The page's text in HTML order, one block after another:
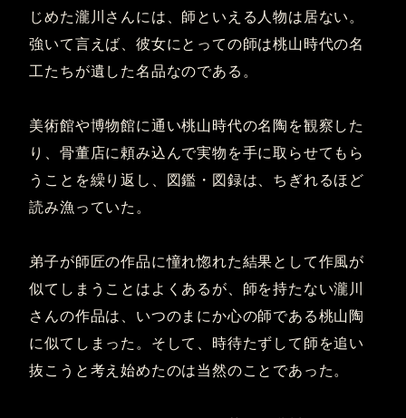
じめた瀧川さんには、師といえる人物は居ない。
強いて言えば、彼女にとっての師は桃山時代の名
工たちが遺した名品なのである。
美術館や博物館に通い桃山時代の名陶を観察した
り、骨董店に頼み込んで実物を手に取らせてもら
うことを繰り返し、図鑑・図録は、ちぎれるほど
読み漁っていた。
弟子が師匠の作品に憧れ惚れた結果として作風が
似てしまうことはよくあるが、師を持たない瀧川
さんの作品は、いつのまにか心の師である桃山陶
に似てしまった。そして、時待たずして師を追い
抜こうと考え始めたのは当然のことであった。